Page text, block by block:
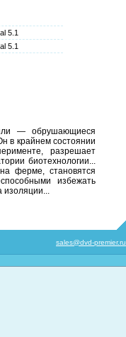
5.1
5.1
— обрушающиеся
в крайнем состоянии
разрешает
биотехнологии...
ферме, становятся
избежать
изоляции...
sales@dvd-premier.ru